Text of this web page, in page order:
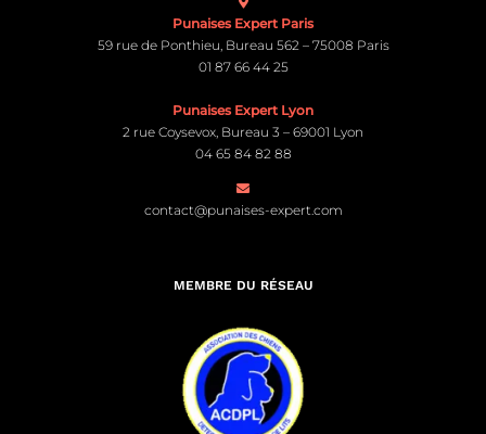
Punaises Expert Paris
59 rue de Ponthieu, Bureau 562 – 75008 Paris
01 87 66 44 25
Punaises Expert Lyon
2 rue Coysevox, Bureau 3 – 69001 Lyon
04 65 84 82 88
contact@punaises-expert.com
MEMBRE DU RÉSEAU